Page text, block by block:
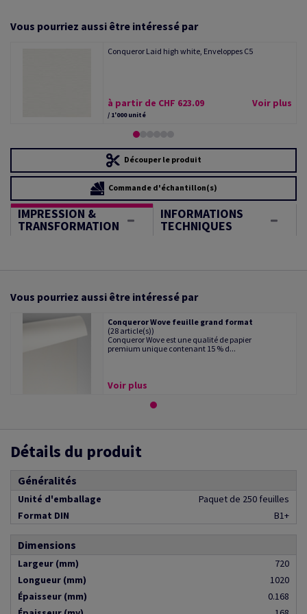
Vous pourriez aussi être intéressé par
Conqueror Laid high white, Enveloppes C5
à partir de CHF 623.09
/ 1'000 unité
Voir plus
Découper le produit
Commande d'échantillon(s)
IMPRESSION &
TRANSFORMATION
INFORMATIONS
TECHNIQUES
Vous pourriez aussi être intéressé par
Conqueror Wove feuille grand format
(28 article(s))
Conqueror Wove est une qualité de papier
premium unique contenant 15 % d...
Voir plus
Détails du produit
Généralités
Unité d'emballage
Paquet de 250 feuilles
Format DIN
B1+
Dimensions
Largeur (mm)
720
Longueur (mm)
1020
Épaisseur (mm)
0.168